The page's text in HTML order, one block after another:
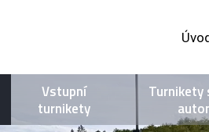
Vstupní
turnikety
Turnikety